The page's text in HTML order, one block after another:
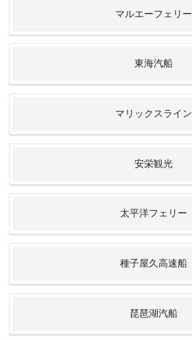
マルエーフェリー
東海汽船
マリックスライン
安栄観光
太平洋フェリー
種子屋久高速船
琵琶湖汽船